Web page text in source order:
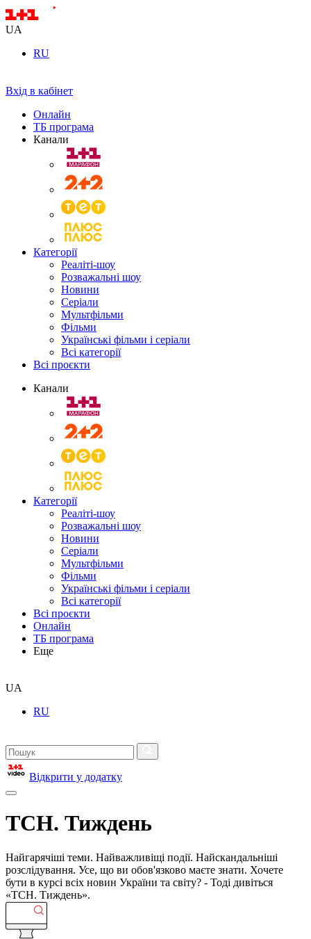
UA
RU
Вхід в кабінет
Онлайн
ТБ програма
Канали
Категорії
Реаліті-шоу
Розважальні шоу
Новини
Серіали
Мультфільми
Фільми
Українські фільми і серіали
Всі категорії
Всі проєкти
Канали
Категорії
Реаліті-шоу
Розважальні шоу
Новини
Серіали
Мультфільми
Фільми
Українські фільми і серіали
Всі категорії
Всі проєкти
Онлайн
ТБ програма
Еще
UA
RU
Відкрити у додатку
ТСН. Тиждень
Найгарячіші теми. Найважливіщі події. Найскандальніші
розслідування. Усе, що ви обов'язково маєте знати. Хочете
бути в курсі всіх новин України та світу? - Тоді дивіться
«ТСН. Тиждень».